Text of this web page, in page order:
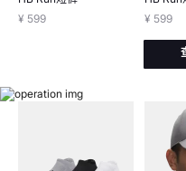
¥ 599
¥ 599